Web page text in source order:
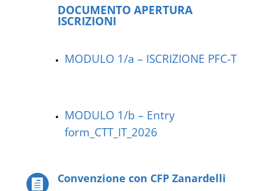
DOCUMENTO APERTURA
ISCRIZIONI
MODULO 1/a – ISCRIZIONE PFC-T
MODULO 1/b – Entry
form_CTT_IT_2026
 Convenzione con CFP Zanardelli